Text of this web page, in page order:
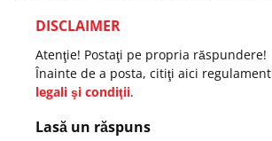
DISCLAIMER
Atenţie! Postaţi pe propria răspundere!
Înainte de a posta, citiţi aici
legali şi condiţii.
Lasă un răspuns